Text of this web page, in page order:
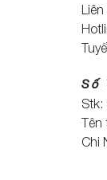
Số
Stk:
Tên
Chi